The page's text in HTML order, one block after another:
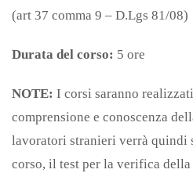
(art 37 comma 9 – D.Lgs 81/08)
Durata del corso: 5 ore
NOTE: I corsi saranno
comprensione e conoscenza
lavoratori stranieri verrà quindi
corso, il test per la verifica della